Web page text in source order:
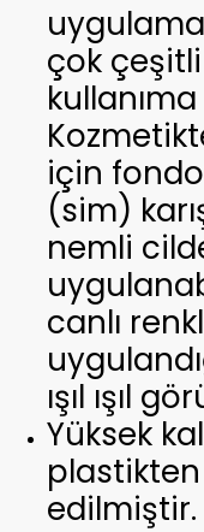
çok
için
(sim)
nemli
canlı
ışıl ışıl
Yüksek
edilmiştir.